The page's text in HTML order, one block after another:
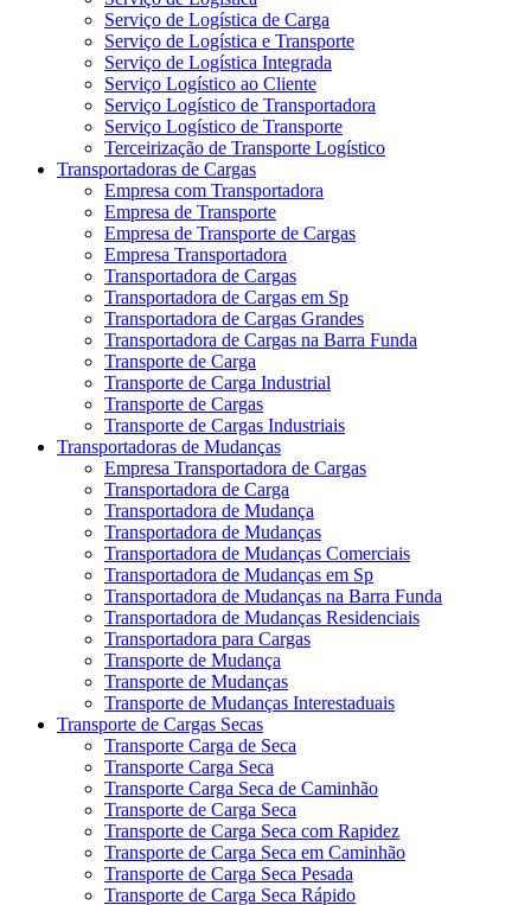
Serviço de Logística de Carga
Serviço de Logística e Transporte
Serviço de Logística Integrada
Serviço Logístico ao Cliente
Serviço Logístico de Transportadora
Serviço Logístico de Transporte
Terceirização de Transporte Logístico
Transportadoras de Cargas
Empresa com Transportadora
Empresa de Transporte
Empresa de Transporte de Cargas
Empresa Transportadora
Transportadora de Cargas
Transportadora de Cargas em Sp
Transportadora de Cargas Grandes
Transportadora de Cargas na Barra Funda
Transporte de Carga
Transporte de Carga Industrial
Transporte de Cargas
Transporte de Cargas Industriais
Transportadoras de Mudanças
Empresa Transportadora de Cargas
Transportadora de Carga
Transportadora de Mudança
Transportadora de Mudanças
Transportadora de Mudanças Comerciais
Transportadora de Mudanças em Sp
Transportadora de Mudanças na Barra Funda
Transportadora de Mudanças Residenciais
Transportadora para Cargas
Transporte de Mudança
Transporte de Mudanças
Transporte de Mudanças Interestaduais
Transporte de Cargas Secas
Transporte Carga de Seca
Transporte Carga Seca
Transporte Carga Seca de Caminhão
Transporte de Carga Seca
Transporte de Carga Seca com Rapidez
Transporte de Carga Seca em Caminhão
Transporte de Carga Seca Pesada
Transporte de Carga Seca Rápido